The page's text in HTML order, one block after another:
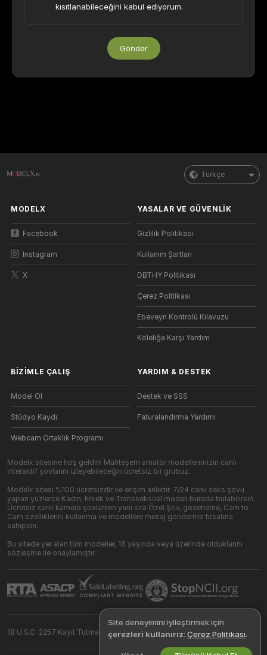
kısıtlanabileceğini kabul ediyorum.
Gönder
Türkçe
MODELX
Facebook
Instagram
X
YASALAR VE GÜVENLIK
Gizlilik Politikası
Kullanım Şartları
DBTHY Politikası
Çerez Politikası
Ebeveyn Kontrolü Kılavuzu
Köleliğe Karşı Yardım
BIZIMLE ÇALIŞ
Model Ol
Stüdyo Kaydı
Webcam Ortaklık Programı
YARDIM & DESTEK
Destek ve SSS
Faturalandırma Yardımı
Modelx sitesine hoş geldin! Muhteşem amatör modellerimizin canlı
interaktif şovlarını izleyebileceğin ücretsiz bir grubuz.
Modelx sitesi %100 ücretsizdir ve erişim anlıktır. 7/24 canlı seks şovu
yapan yüzlerce Kadın, Erkek ve Transseksüel modeli burada bulabilirsin.
Ücretsiz canlı kamera şovlarının yanı sıra Özel Şov, gözetleme, Cam to
Cam özelliklerini kullanma ve modellere mesaj gönderme fırsatına
sahipsin.
Bu sitede yer alan tüm modeller, 18 yaşında veya üzerinde olduklarını
sözleşme ile onaylamıştır.
18 U.S.C. 2257 Kayıt Tutma Gereksinimleri Uyumluluk Beyanı
Site deneyimini iyileştirmek için
çerezleri kullanırız: Çerez Politikası.